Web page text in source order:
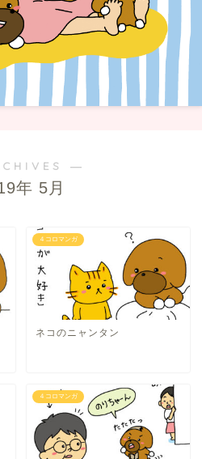
―
年 5月
４コロマンガ
ネコのニャンタン
４コロマンガ